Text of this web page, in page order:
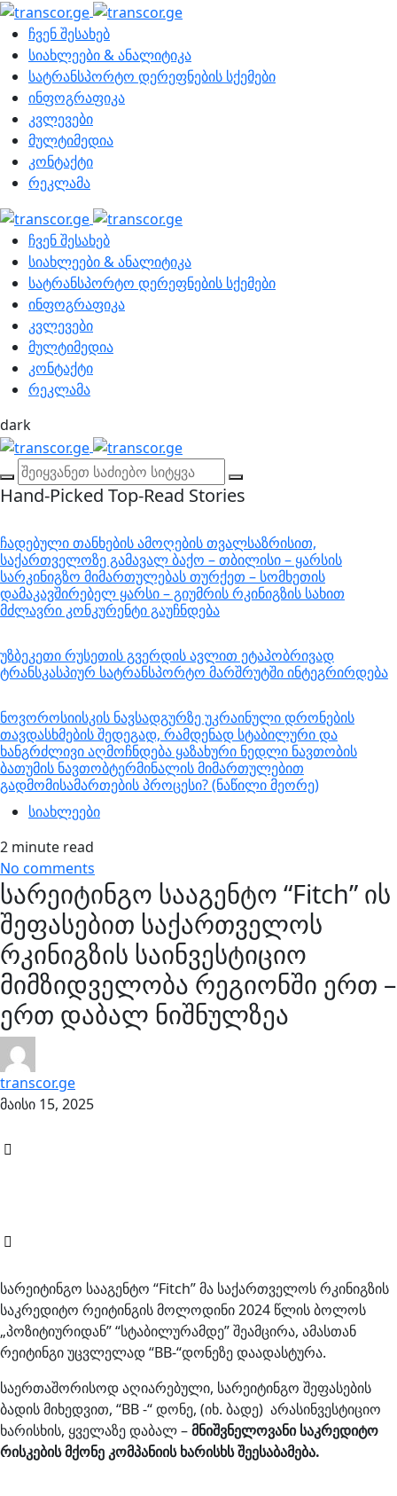
ჩვენ შესახებ
სიახლეები & ანალიტიკა
სატრანსპორტო დერეფნების სქემები
ინფოგრაფიკა
კვლევები
მულტიმედია
კონტაქტი
რეკლამა
ჩვენ შესახებ
სიახლეები & ანალიტიკა
სატრანსპორტო დერეფნების სქემები
ინფოგრაფიკა
კვლევები
მულტიმედია
კონტაქტი
რეკლამა
dark
Hand-Picked Top-Read Stories
ჩადებული თანხების ამოღების თვალსაზრისით,
საქართველოზე გამავალ ბაქო – თბილისი – ყარსის
სარკინიგზო მიმართულებას თურქეთ – სომხეთის
დამაკავშირებელ ყარსი – გიუმრის რკინიგზის სახით
მძლავრი კონკურენტი გაუჩნდება
უზბეკეთი რუსეთის გვერდის ავლით ეტაპობრივად
ტრანსკასპიურ სატრანსპორტო მარშრუტში ინტეგრირდება
ნოვოროსიისკის ნავსადგურზე უკრაინული დრონების
თავდასხმების შედეგად, რამდენად სტაბილური და
ხანგრძლივი აღმოჩნდება ყაზახური ნედლი ნავთობის
ბათუმის ნავთობტერმინალის მიმართულებით
გადმომისამართების პროცესი? (ნაწილი მეორე)
სიახლეები
2 minute read
No comments
სარეიტინგო სააგენტო “Fitch” ის
შეფასებით საქართველოს
რკინიგზის საინვესტიციო
მიმზიდველობა რეგიონში ერთ –
ერთ დაბალ ნიშნულზეა
transcor.ge
მაისი 15, 2025
სარეიტინგო სააგენტო “Fitch” მა საქართველოს რკინიგზის
საკრედიტო რეიტინგის მოლოდინი 2024 წლის ბოლოს
„პოზიტიურიდან” “სტაბილურამდე” შეამცირა, ამასთან
რეიტინგი უცვლელად “BB-“დონეზე დაადასტურა.
საერთაშორისოდ აღიარებული, სარეიტინგო შეფასების
ბადის მიხედვით, “BB -“ დონე, (იხ. ბადე) არასინვესტიციო
ხარისხის, ყველაზე დაბალ –მნიშვნელოვანი საკრედიტო
რისკების მქონე კომპანიის ხარისხს შეესაბამება.